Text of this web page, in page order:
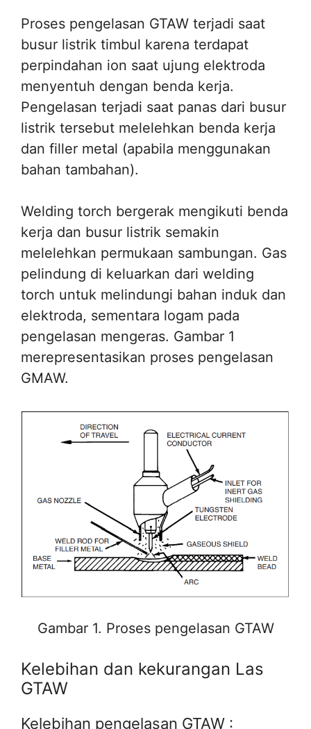
Proses pengelasan GTAW terjadi saat
busur listrik timbul karena terdapat
perpindahan ion saat ujung elektroda
menyentuh dengan benda kerja.
Pengelasan terjadi saat panas dari busur
listrik tersebut melelehkan benda kerja
dan filler metal (apabila menggunakan
bahan tambahan).
Welding torch bergerak mengikuti benda
kerja dan busur listrik semakin
melelehkan permukaan sambungan. Gas
pelindung di keluarkan dari welding
torch untuk melindungi bahan induk dan
elektroda, sementara logam pada
pengelasan mengeras. Gambar 1
merepresentasikan proses pengelasan
GMAW.
Gambar 1. Proses pengelasan GTAW
Kelebihan dan kekurangan Las
GTAW
Kelebihan pengelasan GTAW :